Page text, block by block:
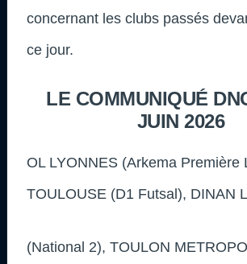
concernant les clubs passés
ce jour.
LE COMMUNIQUÉ
JUIN 2026
OL LYONNES (Arkema Première
TOULOUSE (D1 Futsal), DINAN
(National 2), TOULON